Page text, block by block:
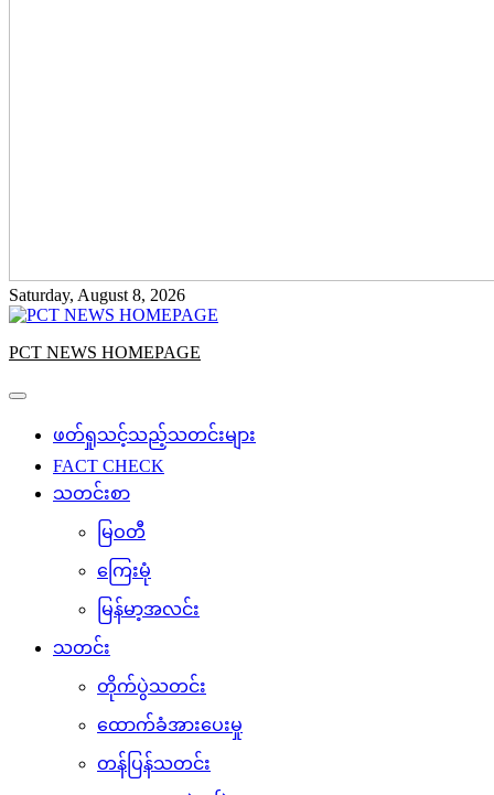
Saturday, August 8, 2026
PCT NEWS HOMEPAGE
ဖတ်ရှုသင့်သည့်သတင်းများ
FACT CHECK
သတင်းစာ
မြဝတီ
ကြေးမုံ
မြန်မာ့အလင်း
သတင်း
တိုက်ပွဲသတင်း
ထောက်ခံအားပေးမှု
တန်ပြန်သတင်း